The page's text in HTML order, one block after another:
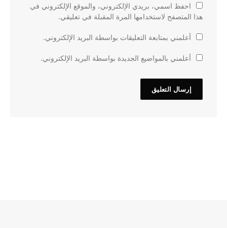
احفظ اسمي، بريدي الإلكتروني، والموقع الإلكتروني في
هذا المتصفح لاستخدامها المرة المقبلة في تعليقي.
أعلمني بمتابعة التعليقات بواسطة البريد الإلكتروني.
أعلمني بالمواضيع الجديدة بواسطة البريد الإلكتروني.